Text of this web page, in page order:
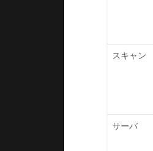
スキャン
サーバ